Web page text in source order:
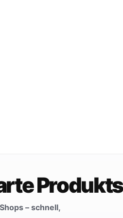
– schnell,